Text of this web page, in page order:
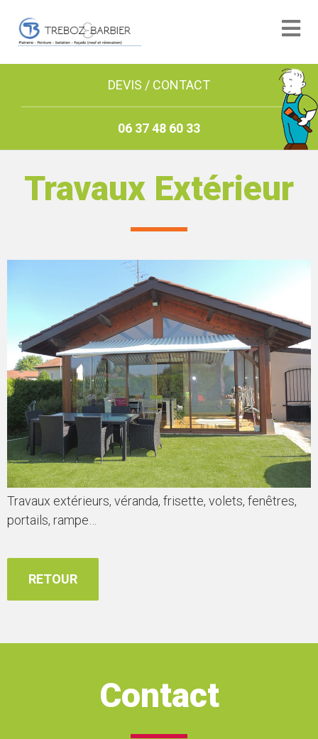
DEVIS / CONTACT
06 37 48 60 33
Travaux Extérieur
Travaux extérieurs, véranda, frisette, volets, fenêtres,
portails, rampe…
RETOUR
Contact